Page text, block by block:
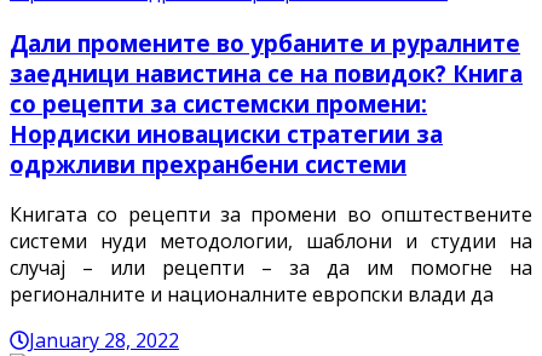
Дали промените во урбаните и руралните
заедници навистина се на повидок? Книга
со рецепти за системски промени:
Нордиски иновациски стратегии за
одржливи прехранбени системи
Книгата со рецепти за промени во општествените
системи нуди методологии, шаблони и студии на
случај – или рецепти – за да им помогне на
регионалните и националните европски влади да
January 28, 2022